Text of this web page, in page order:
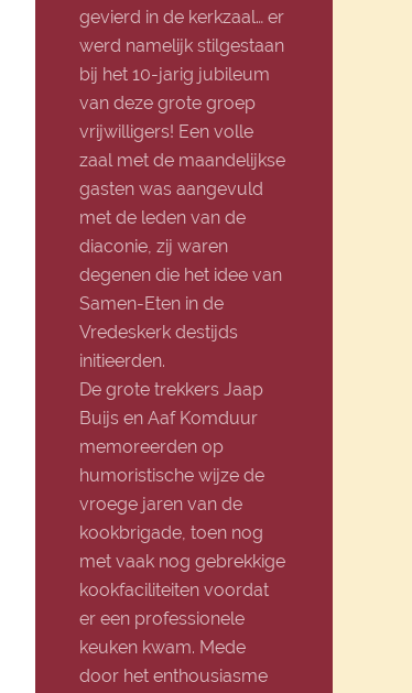
gevierd in de kerkzaal… er
werd namelijk stilgestaan
bij het 10-jarig jubileum
van deze grote groep
vrijwilligers! Een volle
zaal met de maandelijkse
gasten was aangevuld
met de leden van de
diaconie, zij waren
degenen die het idee van
Samen-Eten in de
Vredeskerk destijds
initieerden.
De grote trekkers Jaap
Buijs en Aaf Komduur
memoreerden op
humoristische wijze de
vroege jaren van de
kookbrigade, toen nog
met vaak nog gebrekkige
kookfaciliteiten voordat
er een professionele
keuken kwam. Mede
door het enthousiasme